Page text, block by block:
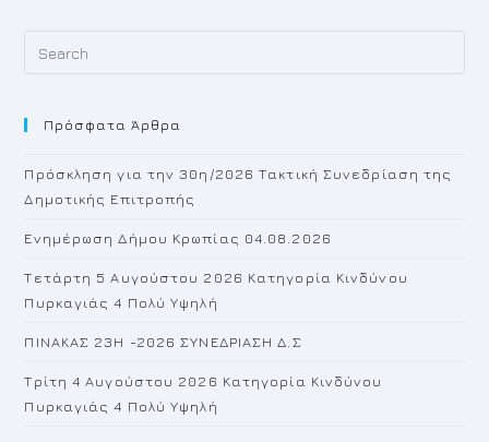
Πρόσφατα Άρθρα
Πρόσκληση για την 30η/2026 Τακτική Συνεδρίαση της
Δημοτικής Επιτροπής
Ενημέρωση Δήμου Κρωπίας 04.08.2026
Τετάρτη 5 Αυγούστου 2026 Κατηγορία Κινδύνου
Πυρκαγιάς 4 Πολύ Υψηλή
ΠΙΝΑΚΑΣ 23H -2026 ΣΥΝΕΔΡΙΑΣΗ Δ.Σ
Τρίτη 4 Αυγούστου 2026 Κατηγορία Κινδύνου
Πυρκαγιάς 4 Πολύ Υψηλή